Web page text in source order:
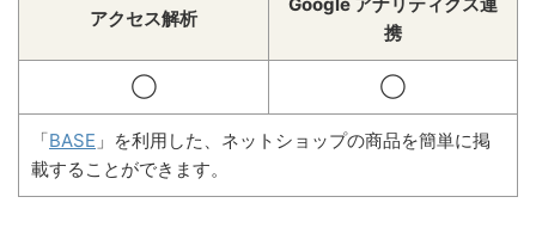
アクセス解析
Google アナリティクス連
携
◯ ◯
「BASE 」を利用した、ネットショップの商品を簡単に掲
載することができます。